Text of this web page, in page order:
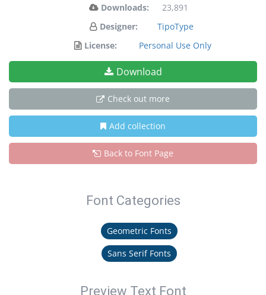
Downloads:
23,891
Designer:
TipoType
License:
Personal Use Only
Download
Check out more
Add collection
Back to Font Page
Font Categories
Geometric Fonts
Sans Serif Fonts
Preview Text Font